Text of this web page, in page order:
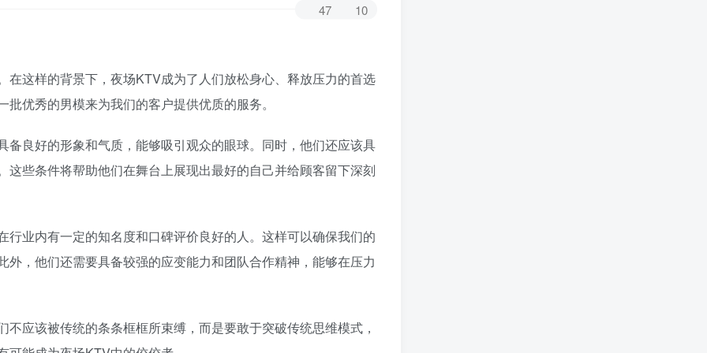
47 10
这样的背景下，夜场KTV成为了人们放松身心、释放压力的首选
优秀的男模来为我们的客户提供优质的服务。
良好的形象和气质，能够吸引观众的眼球。同时，他们还应该具
些条件将帮助他们在舞台上展现出最好的自己并给顾客留下深刻
业内有一定的知名度和口碑评价良好的人。这样可以确保我们的
，他们还需要具备较强的应变能力和团队合作精神，能够在压力
应该被传统的条条框框所束缚，而是要敢于突破传统思维模式，